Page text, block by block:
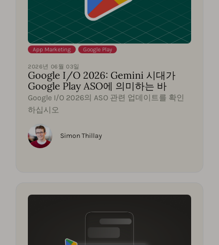
App Marketing Google Play
2026년 06월 03일
Google I/O 2026: Gemini 시대가
Google Play ASO에 의미하는 바
Google I/O 2026의 ASO 관련 업데이트를 확인
하십시오
Simon Thillay